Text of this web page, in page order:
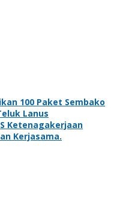
100 Paket Sembako
Lanus
Ketenagakerjaan
Kerjasama.